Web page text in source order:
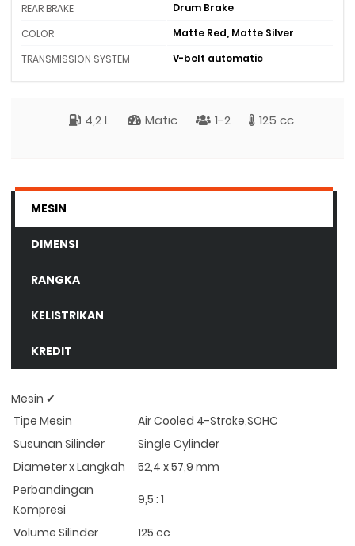
REAR BRAKE
Drum Brake
COLOR
Matte Red, Matte Silver
TRANSMISSION SYSTEM
V-belt automatic
4,2 L Matic 1-2 125 cc
MESIN
DIMENSI
RANGKA
KELISTRIKAN
KREDIT
Mesin ✔
Tipe Mesin
Air Cooled 4-Stroke,SOHC
Susunan Silinder
Single Cylinder
Diameter x Langkah
52,4 x 57,9 mm
Perbandingan
Kompresi
9,5 : 1
Volume Silinder
125 cc